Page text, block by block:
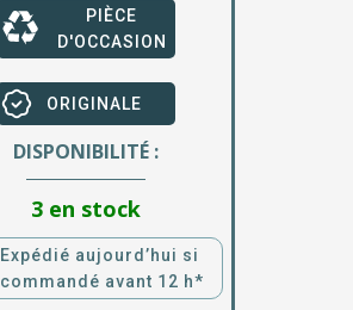
PIÈCE
D'OCCASION
ORIGINALE
DISPONIBILITÉ :
3 en stock
Expédié aujourd’hui si
commandé avant 12 h*